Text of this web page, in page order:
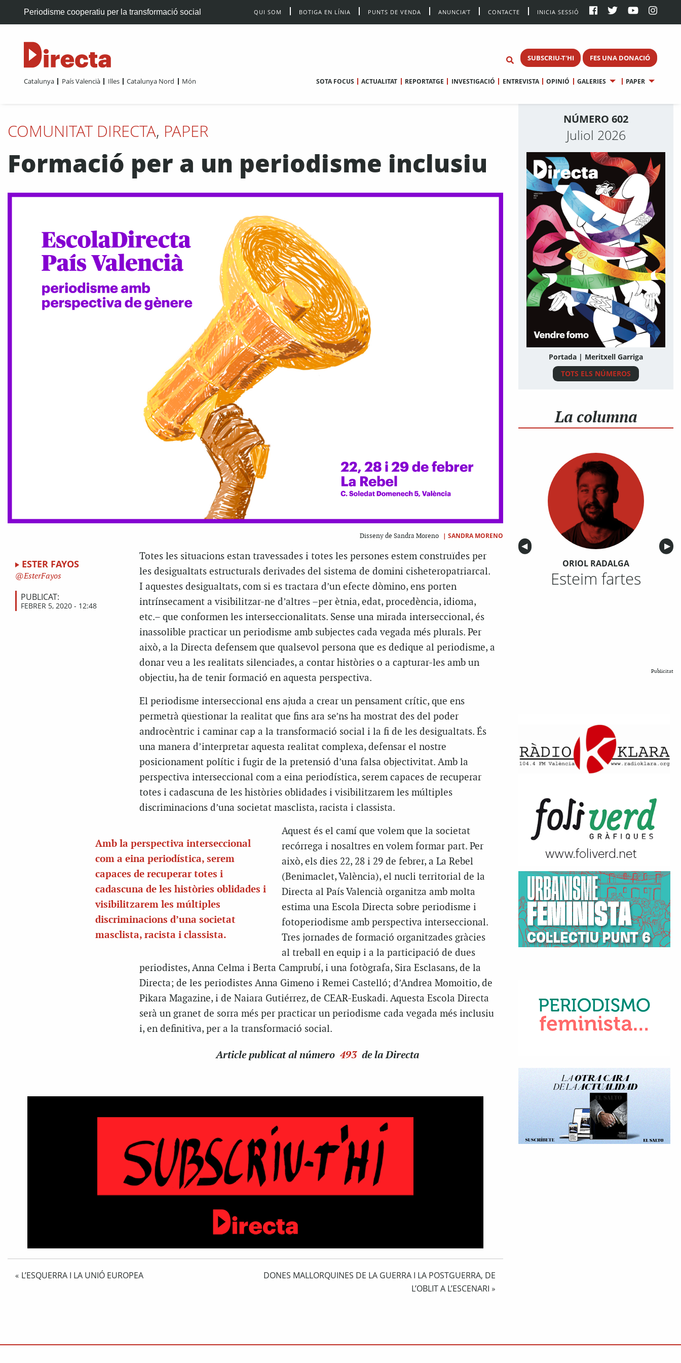
Periodisme cooperatiu per la transformació social QUI SOM BOTIGA EN LÍNIA PUNTS DE VENDA ANUNCIA’T CONTACTE INICIA SESSIÓ
SUBSCRIU-T'HI FES UNA DONACIÓ
Catalunya País Valencià Illes Catalunya Nord Món SOTA FOCUS ACTUALITAT REPORTATGE INVESTIGACIÓ ENTREVISTA OPINIÓ GALERIES PAPER
COMUNITAT DIRECTA, PAPER
Formació per a un periodisme inclusiu
Disseny de Sandra Moreno | SANDRA MORENO
ESTER FAYOS
EsterFayos
PUBLICAT:
FEBRER 5, 2020 - 12:48
Totes les situacions estan travessades i totes les persones estem construïdes per
les desigualtats estructurals derivades del sistema de domini cisheteropatriarcal.
I aquestes desigualtats, com si es tractara d’un efecte dòmino, ens porten
intrínsecament a visibilitzar-ne d’altres –per ètnia, edat, procedència, idioma,
etc.– que conformen les interseccionalitats. Sense una mirada interseccional, és
inassolible practicar un periodisme amb subjectes cada vegada més plurals. Per
això, a la Directa defensem que qualsevol persona que es dedique al periodisme, a
donar veu a les realitats silenciades, a contar històries o a capturar-les amb un
objectiu, ha de tenir formació en aquesta perspectiva.
El periodisme interseccional ens ajuda a crear un pensament crític, que ens
permetrà qüestionar la realitat que fins ara se’ns ha mostrat des del poder
androcèntric i caminar cap a la transformació social i la fi de les desigualtats. És
una manera d’interpretar aquesta realitat complexa, defensar el nostre
posicionament polític i fugir de la pretensió d’una falsa objectivitat. Amb la
perspectiva interseccional com a eina periodística, serem capaces de recuperar
totes i cadascuna de les històries oblidades i visibilitzarem les múltiples
discriminacions d’una societat masclista, racista i classista.
Amb la perspectiva interseccional
com a eina periodística, serem
capaces de recuperar totes i
cadascuna de les històries oblidades i
visibilitzarem les múltiples
discriminacions d’una societat
masclista, racista i classista.
Aquest és el camí que volem que la societat
recórrega i nosaltres en volem formar part. Per
això, els dies 22, 28 i 29 de febrer, a La Rebel
(Benimaclet, València), el nucli territorial de la
Directa al País Valencià organitza amb molta
estima una Escola Directa sobre periodisme i
fotoperiodisme amb perspectiva interseccional.
Tres jornades de formació organitzades gràcies
al treball en equip i a la participació de dues
periodistes, Anna Celma i Berta Camprubí, i una fotògrafa, Sira Esclasans, de la
Directa; de les periodistes Anna Gimeno i Remei Castelló; d’Andrea Momoitio, de
Pikara Magazine, i de Naiara Gutiérrez, de CEAR-Euskadi. Aquesta Escola Directa
serà un granet de sorra més per practicar un periodisme cada vegada més inclusiu
i, en definitiva, per a la transformació social.
Articlepublicat al número 493 de la Directa
« L’ESQUERRA I LA UNIÓ EUROPEA
DONES MALLORQUINES DE LA GUERRA I LA POSTGUERRA, DE
L’OBLIT A L’ESCENARI »
NÚMERO 602
Juliol 2026
Portada | Meritxell Garriga
TOTS ELS NÚMEROS
La columna
Anterior
◀︎ ▶︎
ORIOL RADALGA
Esteim fartes
Publicitat